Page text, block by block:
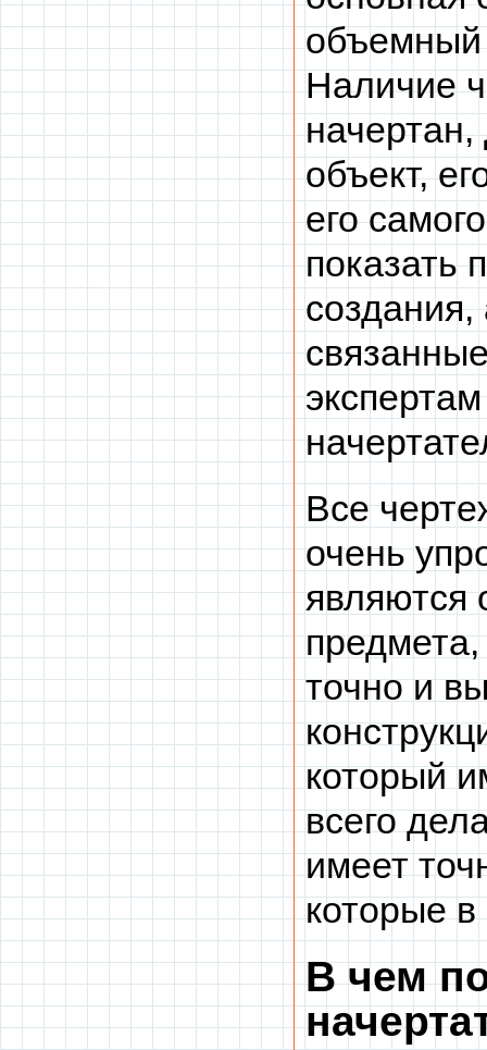
объемный
Наличие
объект,
его
показать
Все
очень
являются
точно и
который
всего
имеет
которые
В чем